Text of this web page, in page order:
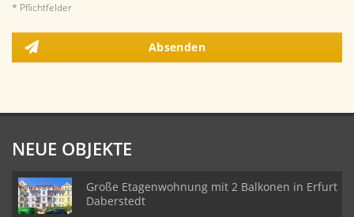
* Pflichtfelder
Absenden
NEUE OBJEKTE
Große Etagenwohnung mit 2 Balkonen in Erfurt
Daberstedt